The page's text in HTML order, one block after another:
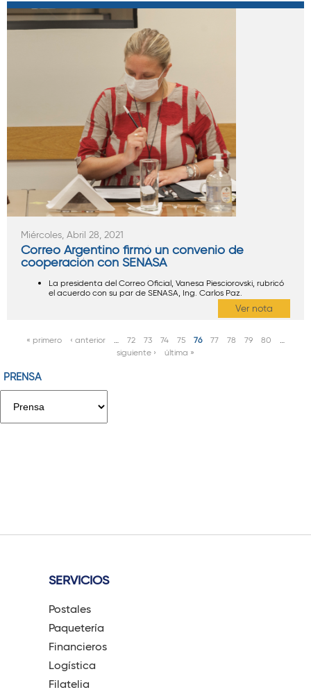
Miércoles, Abril 28, 2021
Correo Argentino firmó un convenio de
cooperación con SENASA
La presidenta del Correo Oficial, Vanesa Piesciorovski, rubricó
el acuerdo con su par de SENASA, Ing. Carlos Paz.
Ver nota
g
a
« primero ‹ anterior … 72 73 74 75 76 77 78 79 80
…
siguiente ›
última »
PRENSA
SERVICIOS
Postales
Paquetería
Financieros
Logística
Filatelia